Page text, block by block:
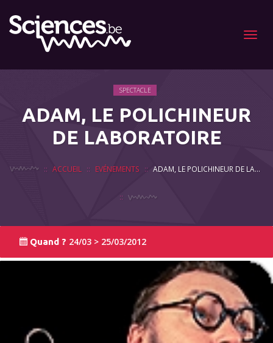
Menu
SPECTACLE
ADAM, LE POLICHINEUR
DE LABORATOIRE
ACCUEIL EVÉNEMENTS ADAM, LE POLICHINEUR DE LABORATOIRE
Quand ? 24/03 > 25/03/2012